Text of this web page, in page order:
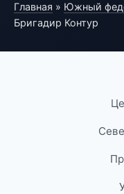
Главная » Южный
Бригадир Контур